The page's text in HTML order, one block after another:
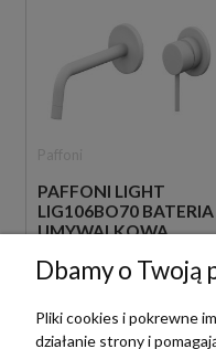
PAFFONI LIGHT
LIG106BO70 BATERIA
UMYWALKOWA
JEDNOUCHWYTOWA
Dbamy o Twoją
Pliki cookies i pokrewne
działanie strony i